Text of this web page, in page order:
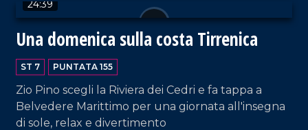
24:39
Una domenica sulla costa Tirrenica
ST 7 PUNTATA 155
Zio Pino scegli la Riviera dei Cedri e fa tappa a
Belvedere Marittimo per una giornata all'insegna
di sole, relax e divertimento
VAI AL TITOLO